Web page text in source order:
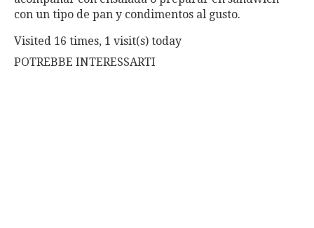
con un tipo de pan y condimentos al gusto.
Visited 16 times, 1 visit(s) today
POTREBBE INTERESSARTI